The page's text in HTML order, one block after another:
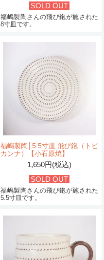
SOLD OUT
福嶋製陶さんの飛び鉋が施された
8寸皿です。
福嶋製陶│5.5寸皿 飛び鉋（トビ
カンナ）【小石原焼】
1,650円(税込)
SOLD OUT
福嶋製陶さんの飛び鉋が施された
5.5寸皿です。